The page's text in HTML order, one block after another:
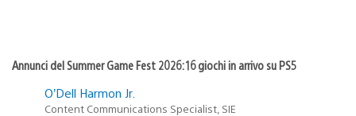
Annunci del Summer Game Fest 2026: 16 giochi in arrivo su PS5
O’Dell Harmon Jr.
Content Communications Specialist, SIE